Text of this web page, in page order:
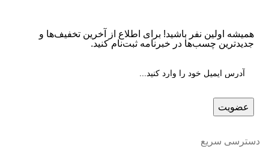
همیشه اولین نفر باشید! برای اطلاع از آخرین تخفیف‌ها و
جدیدترین چسب‌ها در خبرنامه ثبت‌نام کنید.
دسترسی سریع